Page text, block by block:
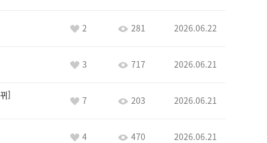
2 281 2026.06.22
3 717 2026.06.21
7 203 2026.06.21
4 470 2026.06.21